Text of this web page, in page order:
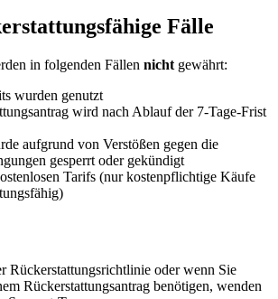
Fälle
in folgenden Fällen nicht gewährt:
wurden genutzt
wird nach Ablauf der 7-Tage-Frist
aufgrund von Verstößen gegen die
gesperrt oder gekündigt
Tarifs (nur kostenpflichtige Käufe
Rückerstattungsrichtlinie oder wenn Sie
Rückerstattungsantrag benötigen, wenden